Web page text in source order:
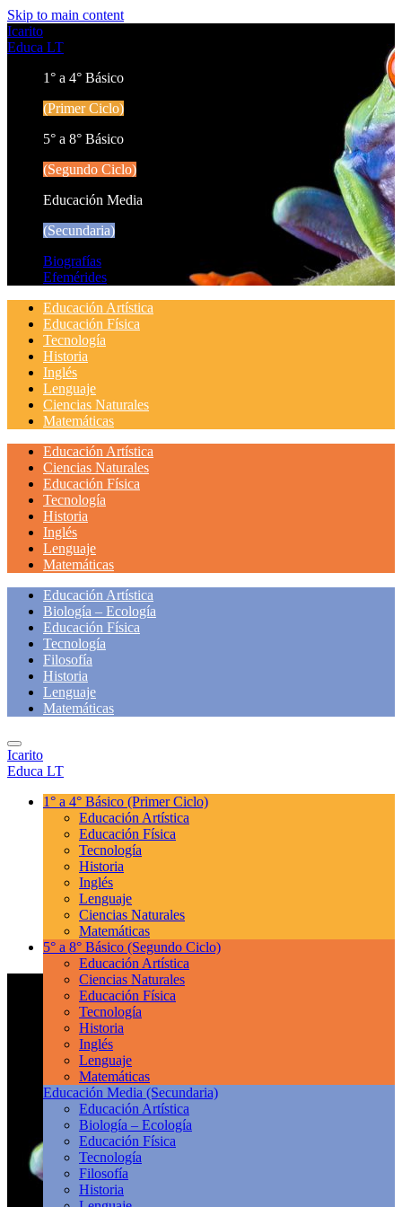
Skip to main content
Icarito
Educa LT
1° a 4° Básico
(Primer Ciclo)
5° a 8° Básico
(Segundo Ciclo)
Educación Media
(Secundaria)
Biografías
Efemérides
Educación Artística
Educación Física
Tecnología
Historia
Inglés
Lenguaje
Ciencias Naturales
Matemáticas
Educación Artística
Ciencias Naturales
Educación Física
Tecnología
Historia
Inglés
Lenguaje
Matemáticas
Educación Artística
Biología – Ecología
Educación Física
Tecnología
Filosofía
Historia
Lenguaje
Matemáticas
Icarito
Educa LT
1° a 4° Básico (Primer Ciclo)
Educación Artística
Educación Física
Tecnología
Historia
Inglés
Lenguaje
Ciencias Naturales
Matemáticas
5° a 8° Básico (Segundo Ciclo)
Educación Artística
Ciencias Naturales
Educación Física
Tecnología
Historia
Inglés
Lenguaje
Matemáticas
Educación Media (Secundaria)
Educación Artística
Biología – Ecología
Educación Física
Tecnología
Filosofía
Historia